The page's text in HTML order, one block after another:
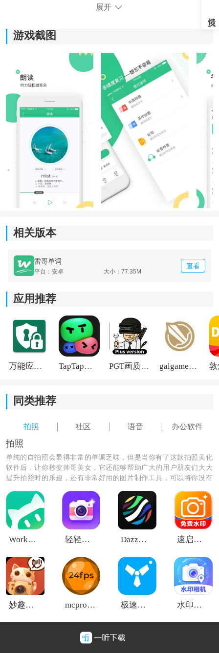
《雷哥单词学习》软件亮点：
1.丰富的词汇和记忆技巧，助于快速有效地学习单词。
2.智能分析学习情况，个性化提供学习建议，让你更高效
地掌握单词。
3.提供考研社区和新闻资讯，使你在学习单词的同时获取
更多知识。
4.帮助应聘求职和考资格证书，提供专业词汇和相关学习
资料。
《雷哥单词学习》功能指南：
展开
游戏截图
相关版本
雷哥单词
平台：安卓 大小：77.35M
查看
应用推荐
万能应用隐藏 TapTap国际版2026 PGT画质助手旧版 galgame游戏盒子2026
同类推荐
拍照 社区 语音 办公软件
拍照
单纯的自拍照会显得非常的单调乏味，但是当你有了这款拍照美化
软件后，让你秒变帅哥美女，它还能够帮助广大的用户朋友们大大
提升拍照时的乐趣，还有非常好用的图片制作工具，可以将你没有
拼接你的自拍照。
WorkBuddy手机版 轻轻美颜滤镜相机 Dazz相机2.4.4 速启水印相机全免
妙趣特效 mcpro24fps相机 极速美颜证件照 水印相机智能拍照